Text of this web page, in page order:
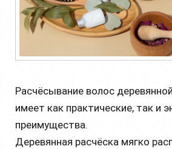
Расчёсывание волос
имеет как практические, так и
преимущества.
Деревянная расчёска мягко